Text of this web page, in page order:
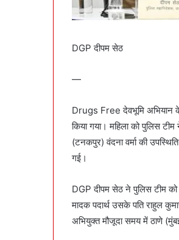
DGP दीपम सेठ
—
Drugs Free देवभूमि अभियान के
किया गया। महिला को पुलिस
(टनकपुर) वंदना वर्मा की
गई।
DGP दीपम सेठ ने पुलिस टीम
मादक पदार्थ उसके पति राहुल
अभियुक्त मौजूदा समय में ठाणे